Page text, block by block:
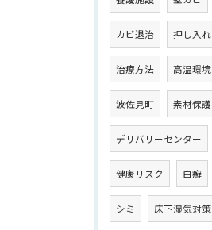
カビ退治 押し入れ
治療方法 高温環境
波佐見町 素材保護
デリバリーセンター
健康リスク 白癬
シミ 床下湿気対策